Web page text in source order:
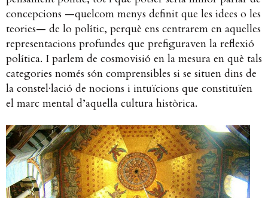
concepcions —quelcom menys definit que les idees o les
teories— de lo polític, perquè ens centrarem en aquelles
representacions profundes que prefiguraven la reflexió
política. I parlem de cosmovisió en la mesura en què tals
categories només són comprensibles si se situen dins de
la constel·lació de nocions i intuïcions que constituïen
el marc mental d’aquella cultura històrica.